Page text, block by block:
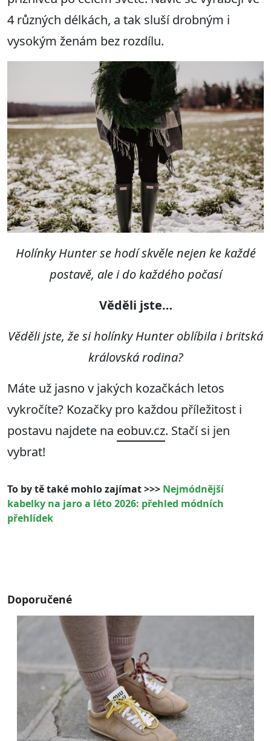
4 různých délkách, a tak sluší drobným i
vysokým ženám bez rozdílu.
Holínky Hunter se hodí skvěle nejen ke každé
postavě, ale i do každého počasí
Věděli jste…
Věděli jste, že si holínky Hunter oblíbila i britská
královská rodina?
Máte už jasno v jakých kozačkách letos
vykročíte? Kozačky pro každou příležitost i
postavu najdete na eobuv.cz. Stačí si jen
vybrat!
To by tě také mohlo zajímat >>> Nejmódnější
kabelky na jaro a léto 2026: přehled módních
přehlídek
Doporučené